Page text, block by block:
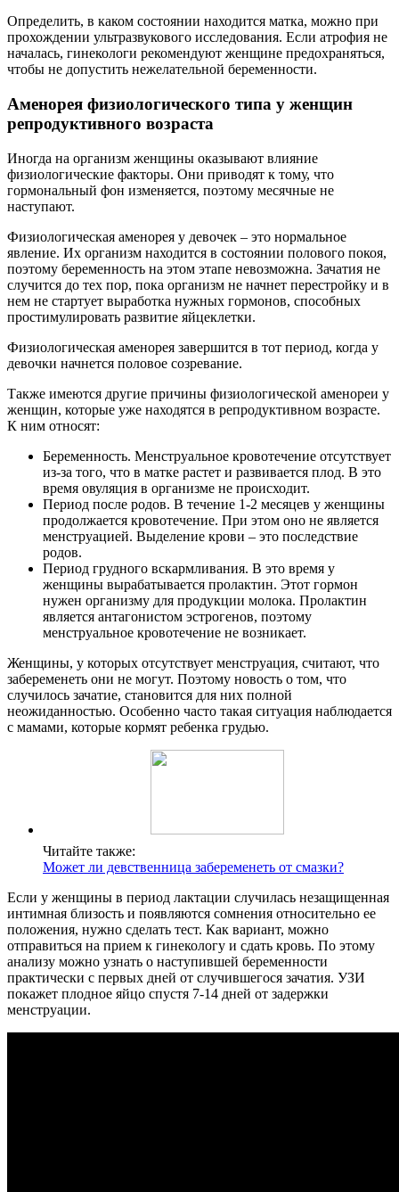
Определить, в каком состоянии находится матка, можно при
прохождении ультразвукового исследования. Если атрофия не
началась, гинекологи рекомендуют женщине предохраняться,
чтобы не допустить нежелательной беременности.
Аменорея физиологического типа у женщин
репродуктивного возраста
Иногда на организм женщины оказывают влияние
физиологические факторы. Они приводят к тому, что
гормональный фон изменяется, поэтому месячные не
наступают.
Физиологическая аменорея у девочек – это нормальное
явление. Их организм находится в состоянии полового покоя,
поэтому беременность на этом этапе невозможна. Зачатия не
случится до тех пор, пока организм не начнет перестройку и в
нем не стартует выработка нужных гормонов, способных
простимулировать развитие яйцеклетки.
Физиологическая аменорея завершится в тот период, когда у
девочки начнется половое созревание.
Также имеются другие причины физиологической аменореи у
женщин, которые уже находятся в репродуктивном возрасте.
К ним относят:
Беременность. Менструальное кровотечение отсутствует
из-за того, что в матке растет и развивается плод. В это
время овуляция в организме не происходит.
Период после родов. В течение 1-2 месяцев у женщины
продолжается кровотечение. При этом оно не является
менструацией. Выделение крови – это последствие
родов.
Период грудного вскармливания. В это время у
женщины вырабатывается пролактин. Этот гормон
нужен организму для продукции молока. Пролактин
является антагонистом эстрогенов, поэтому
менструальное кровотечение не возникает.
Женщины, у которых отсутствует менструация, считают, что
забеременеть они не могут. Поэтому новость о том, что
случилось зачатие, становится для них полной
неожиданностью. Особенно часто такая ситуация наблюдается
с мамами, которые кормят ребенка грудью.
Читайте также:
Может ли девственница забеременеть от смазки?
Если у женщины в период лактации случилась незащищенная
интимная близость и появляются сомнения относительно ее
положения, нужно сделать тест. Как вариант, можно
отправиться на прием к гинекологу и сдать кровь. По этому
анализу можно узнать о наступившей беременности
практически с первых дней от случившегося зачатия. УЗИ
покажет плодное яйцо спустя 7-14 дней от задержки
менструации.